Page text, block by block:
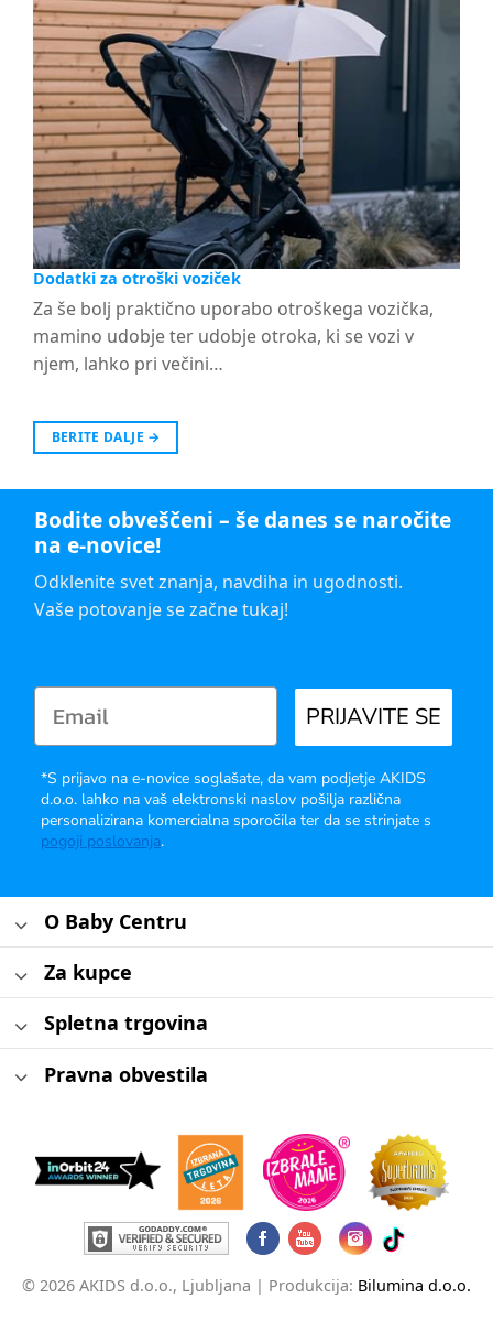
Dodatki za otroški voziček
Za še bolj praktično uporabo otroškega vozička,
mamino udobje ter udobje otroka, ki se vozi v
njem, lahko pri večini…
BERITE DALJE →
Bodite obveščeni – še danes se naročite
na e-novice!
Odklenite svet znanja, navdiha in ugodnosti.
Vaše potovanje se začne tukaj!
PRIJAVITE SE
*S prijavo na e-novice soglašate, da vam podjetje AKIDS
d.o.o. lahko na vaš elektronski naslov pošilja različna
personalizirana komercialna sporočila ter da se strinjate s
pogoji poslovanja.
O Baby Centru
Za kupce
Spletna trgovina
Pravna obvestila
© 2026 AKIDS d.o.o., Ljubljana | Produkcija: Bilumina d.o.o.